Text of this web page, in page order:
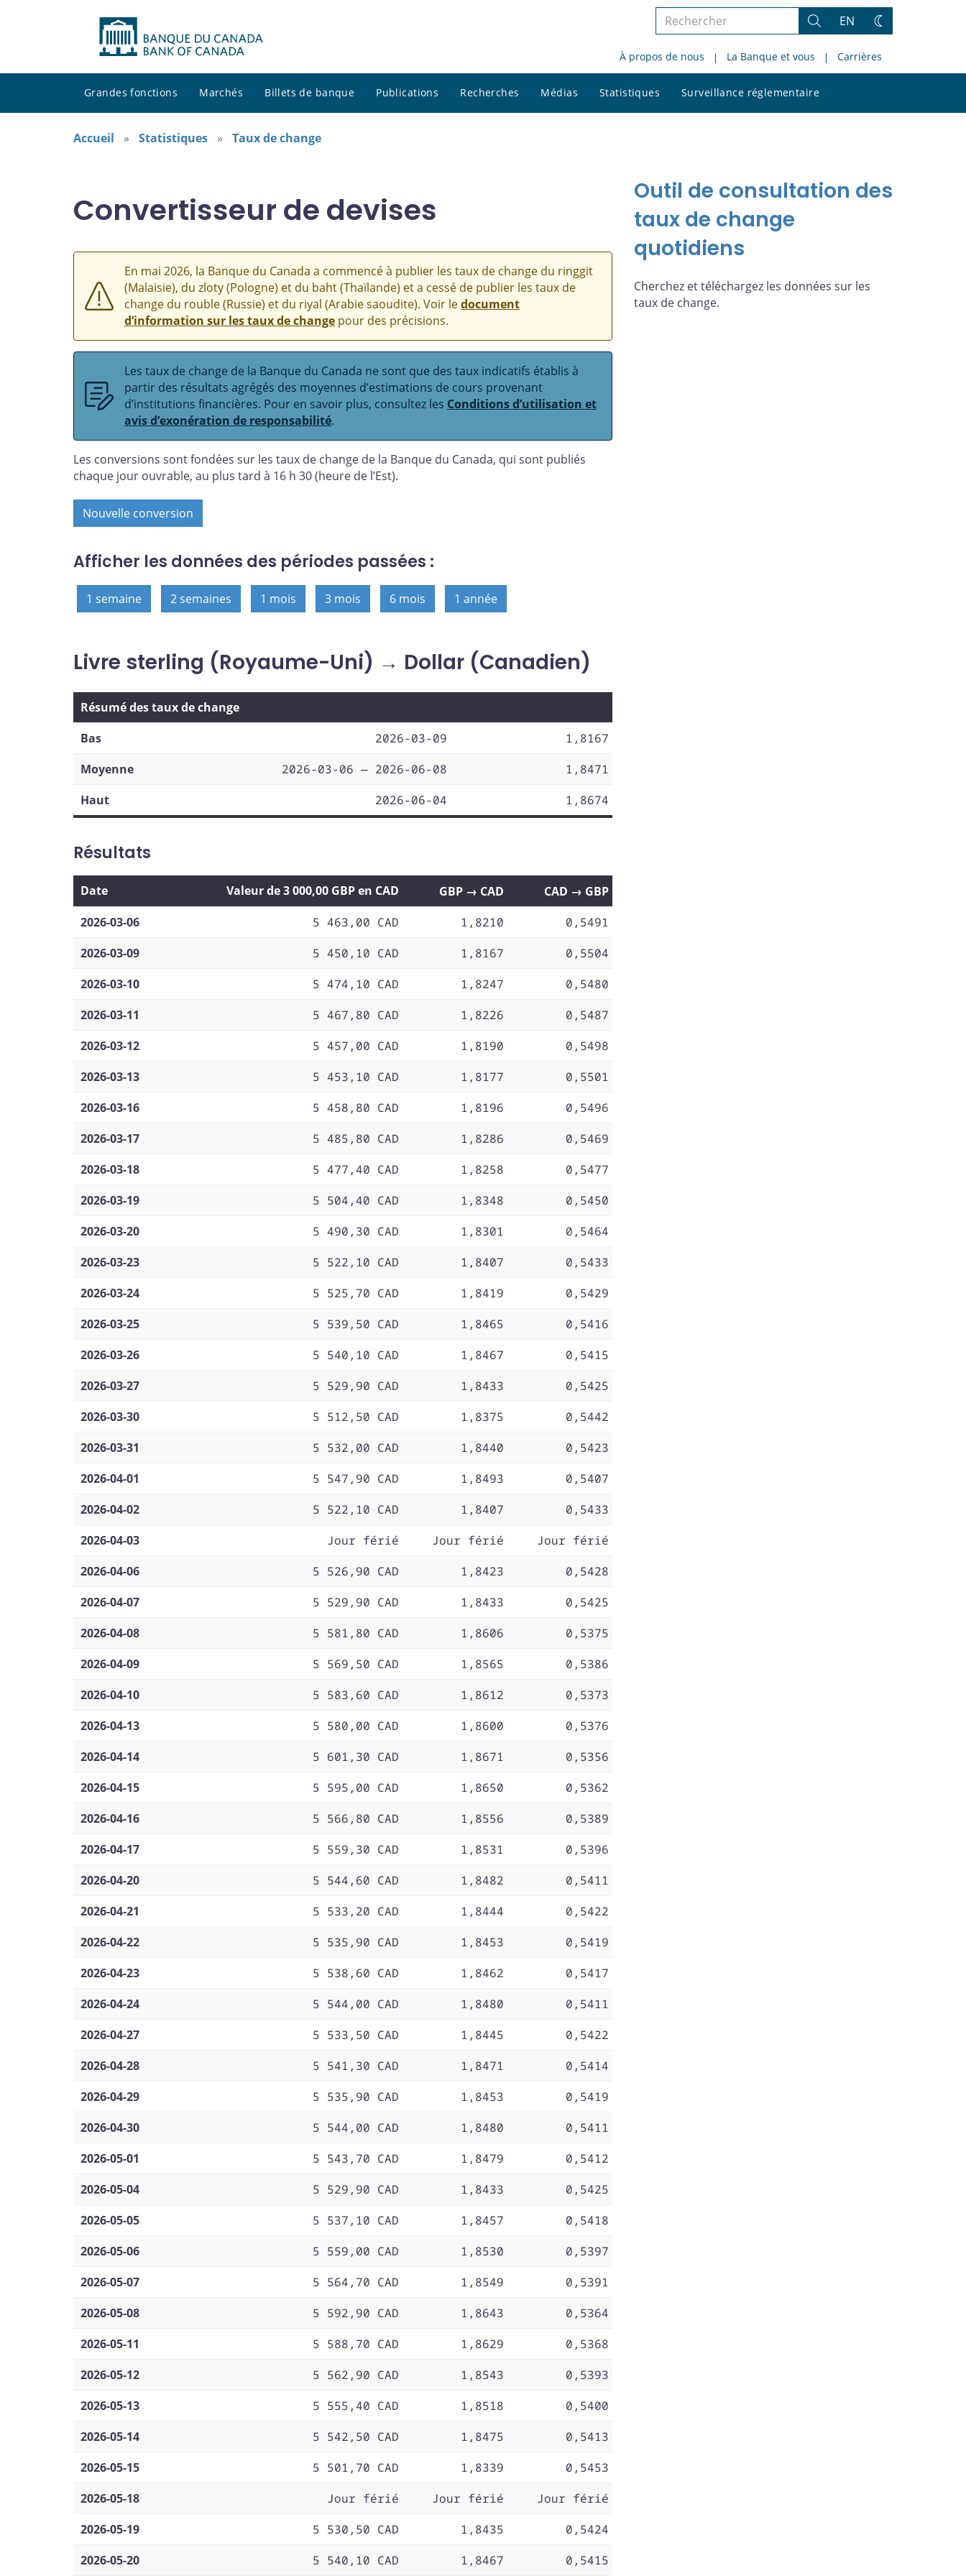
Rechercher
le
site
Rechercher
EN
Changez
thème
À propos de nous La Banque et vous Carrières
Grandes fonctions Marchés Billets de banque Publications Recherches Médias Statistiques Surveillance réglementaire
le
Accueil Statistiques Taux de change
Convertisseur de devises
En mai 2026, la Banque du Canada a commencé à publier les taux de change du ringgit
(Malaisie), du zloty (Pologne) et du baht (Thaïlande) et a cessé de publier les taux de
change du rouble (Russie) et du riyal (Arabie saoudite). Voir ledocument
d’information sur les taux de change pour des précisions.
Les taux de change de la Banque du Canada ne sont que des taux indicatifs établis à
partir des résultats agrégés des moyennes d’estimations de cours provenant
d’institutions financières. Pour en savoir plus, consultez les Conditions d’utilisation et
avis d’exonération de responsabilité.
Les conversions sont fondées sur les taux de change de la Banque du Canada, qui sont publiés
chaque jour ouvrable, au plus tard à 16 h 30 (heure de l’Est).
Nouvelle conversion
Afficher les données des périodes passées :
1 semaine 2 semaines 1 mois 3 mois 6 mois 1 année
Livre sterling (Royaume-Uni) → Dollar (Canadien)
Résumé des taux de change
Bas
2026-03-09
1,8167
Moyenne
2026-03-06 — 2026-06-08
1,8471
Haut
2026-06-04 1,8674
Résultats
Date Valeur de 3 000,00 GBP en CAD GBP → CAD
CAD → GBP
2026-03-06
5 463,00 CAD 1,8210
0,5491
2026-03-09
5 450,10 CAD 1,8167
0,5504
2026-03-10
5 474,10 CAD 1,8247
0,5480
2026-03-11
5 467,80 CAD 1,8226
0,5487
2026-03-12
5 457,00 CAD 1,8190
0,5498
2026-03-13
5 453,10 CAD 1,8177
0,5501
2026-03-16
5 458,80 CAD 1,8196
0,5496
2026-03-17
5 485,80 CAD 1,8286
0,5469
2026-03-18
5 477,40 CAD 1,8258
0,5477
2026-03-19
5 504,40 CAD 1,8348
0,5450
2026-03-20
5 490,30 CAD 1,8301
0,5464
2026-03-23
5 522,10 CAD 1,8407
0,5433
2026-03-24
5 525,70 CAD 1,8419
0,5429
2026-03-25
5 539,50 CAD 1,8465
0,5416
2026-03-26
5 540,10 CAD 1,8467
0,5415
2026-03-27
5 529,90 CAD 1,8433
0,5425
2026-03-30
5 512,50 CAD 1,8375
0,5442
2026-03-31
5 532,00 CAD 1,8440
0,5423
2026-04-01
5 547,90 CAD 1,8493
0,5407
2026-04-02
5 522,10 CAD 1,8407
0,5433
2026-04-03
Jour férié Jour férié
Jour férié
2026-04-06
5 526,90 CAD 1,8423
0,5428
2026-04-07
5 529,90 CAD 1,8433
0,5425
2026-04-08
5 581,80 CAD 1,8606
0,5375
2026-04-09
5 569,50 CAD 1,8565
0,5386
2026-04-10
5 583,60 CAD 1,8612
0,5373
2026-04-13
5 580,00 CAD 1,8600
0,5376
2026-04-14
5 601,30 CAD 1,8671
0,5356
2026-04-15
5 595,00 CAD 1,8650
0,5362
2026-04-16
5 566,80 CAD 1,8556
0,5389
2026-04-17
5 559,30 CAD 1,8531
0,5396
2026-04-20
5 544,60 CAD 1,8482
0,5411
2026-04-21
5 533,20 CAD 1,8444
0,5422
2026-04-22
5 535,90 CAD 1,8453
0,5419
2026-04-23
5 538,60 CAD 1,8462
0,5417
2026-04-24
5 544,00 CAD 1,8480
0,5411
2026-04-27
5 533,50 CAD 1,8445
0,5422
2026-04-28
5 541,30 CAD 1,8471
0,5414
2026-04-29
5 535,90 CAD 1,8453
0,5419
2026-04-30
5 544,00 CAD 1,8480
0,5411
2026-05-01
5 543,70 CAD 1,8479
0,5412
2026-05-04
5 529,90 CAD 1,8433
0,5425
2026-05-05
5 537,10 CAD 1,8457
0,5418
2026-05-06
5 559,00 CAD 1,8530
0,5397
2026-05-07
5 564,70 CAD 1,8549
0,5391
2026-05-08
5 592,90 CAD 1,8643
0,5364
2026-05-11
5 588,70 CAD 1,8629
0,5368
2026-05-12
5 562,90 CAD 1,8543
0,5393
2026-05-13
5 555,40 CAD 1,8518
0,5400
2026-05-14
5 542,50 CAD 1,8475
0,5413
2026-05-15
5 501,70 CAD 1,8339
0,5453
2026-05-18
Jour férié Jour férié
Jour férié
2026-05-19
5 530,50 CAD 1,8435
0,5424
2026-05-20
5 540,10 CAD 1,8467 0,5415
Outil de consultation des
taux de change
quotidiens
Cherchez et téléchargez les données sur les
taux de change.